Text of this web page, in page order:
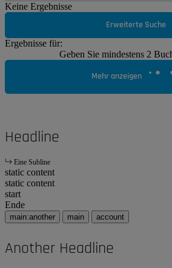
Keine Ergebnisse
Erweiterte Suche
Ergebnisse für:
Geben Sie mindestens 2
Mehr anzeigen
Headline
Eine Subline
static content
static content
start
Ende
main:another main account
Another Headline